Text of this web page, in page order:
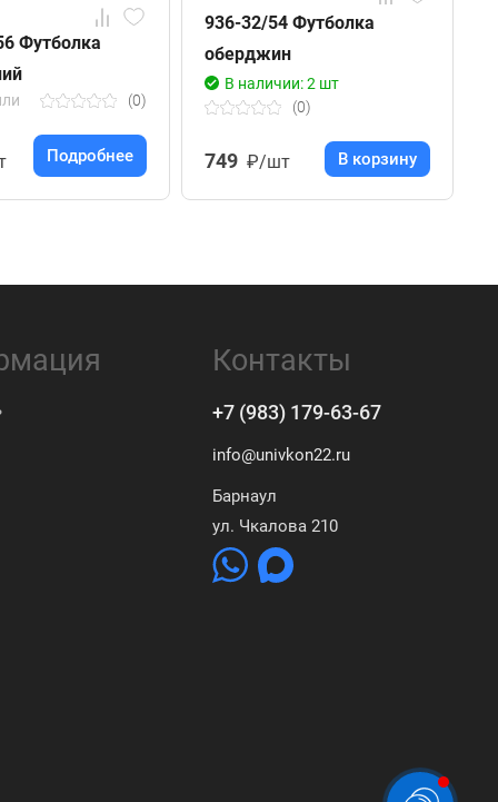
Футболка
(0)
Подробнее
936-32/54 Футболка
оберджин
В наличии: 2 шт
(0)
749 ₽/шт В корзину
Контакты
+7 (983) 179-63-67
info@univkon22.ru
Барнаул
ул. Чкалова 210